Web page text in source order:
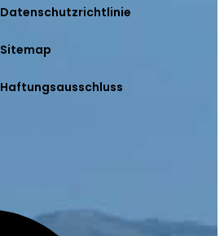
Datenschutzrichtlinie
Sitemap
Haftungsausschluss